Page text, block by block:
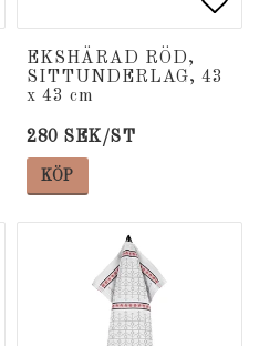
till i
till i
EKSHÄRAD RÖD,
SITTUNDERLAG, 43
x 43 cm
280 SEK/ST
KÖP